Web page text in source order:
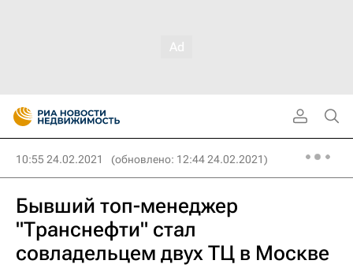
10:55 24.02.2021 (обновлено: 12:44 24.02.2021)
Бывший топ-менеджер
"Транснефти" стал
совладельцем двух ТЦ в Москве